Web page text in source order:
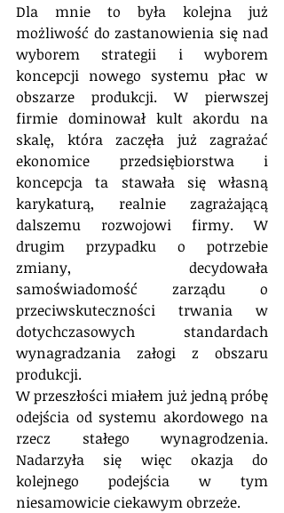
Dla mnie to była kolejna już
możliwość do zastanowienia się nad
wyborem strategii i wyborem
koncepcji nowego systemu płac w
obszarze produkcji. W pierwszej
firmie dominował kult akordu na
skalę, która zaczęła już zagrażać
ekonomice przedsiębiorstwa i
koncepcja ta stawała się własną
karykaturą, realnie zagrażającą
dalszemu rozwojowi firmy. W
drugim przypadku o potrzebie
zmiany, decydowała
samoświadomość zarządu o
przeciwskuteczności trwania w
dotychczasowych standardach
wynagradzania załogi z obszaru
produkcji.
W przeszłości miałem już jedną próbę
odejścia od systemu akordowego na
rzecz stałego wynagrodzenia.
Nadarzyła się więc okazja do
kolejnego podejścia w tym
niesamowicie ciekawym obrzeże.